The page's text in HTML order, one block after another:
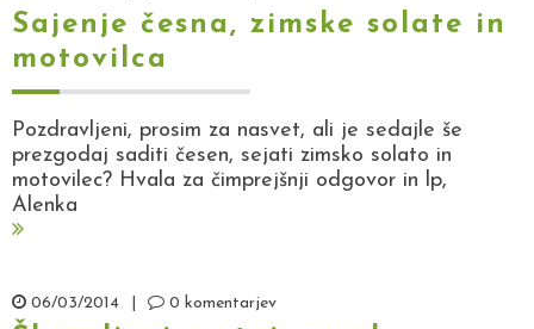
Sajenje česna, zimske solate in
motovilca
Pozdravljeni, prosim za nasvet, ali je sedajle še
prezgodaj saditi česen, sejati zimsko solato in
motovilec? Hvala za čimprejšnji odgovor in lp,
Alenka
06/03/2014 0 komentarjev